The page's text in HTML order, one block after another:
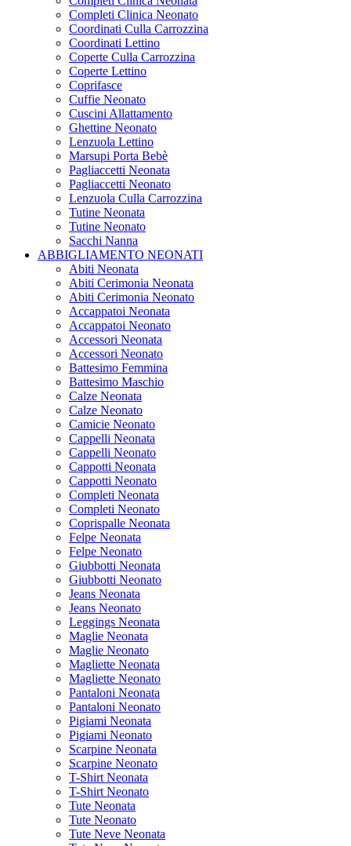
Completi Clinica Neonato
Coordinati Culla Carrozzina
Coordinati Lettino
Coperte Culla Carrozzina
Coperte Lettino
Coprifasce
Cuffie Neonato
Cuscini Allattamento
Ghettine Neonato
Lenzuola Lettino
Marsupi Porta Bebè
Pagliaccetti Neonata
Pagliaccetti Neonato
Lenzuola Culla Carrozzina
Tutine Neonata
Tutine Neonato
Sacchi Nanna
ABBIGLIAMENTO NEONATI
Abiti Neonata
Abiti Cerimonia Neonata
Abiti Cerimonia Neonato
Accappatoi Neonata
Accappatoi Neonato
Accessori Neonata
Accessori Neonato
Battesimo Femmina
Battesimo Maschio
Calze Neonata
Calze Neonato
Camicie Neonato
Cappelli Neonata
Cappelli Neonato
Cappotti Neonata
Cappotti Neonato
Completi Neonata
Completi Neonato
Coprispalle Neonata
Felpe Neonata
Felpe Neonato
Giubbotti Neonata
Giubbotti Neonato
Jeans Neonata
Jeans Neonato
Leggings Neonata
Maglie Neonata
Maglie Neonato
Magliette Neonata
Magliette Neonato
Pantaloni Neonata
Pantaloni Neonato
Pigiami Neonata
Pigiami Neonato
Scarpine Neonata
Scarpine Neonato
T-Shirt Neonata
T-Shirt Neonato
Tute Neonata
Tute Neonato
Tute Neve Neonata